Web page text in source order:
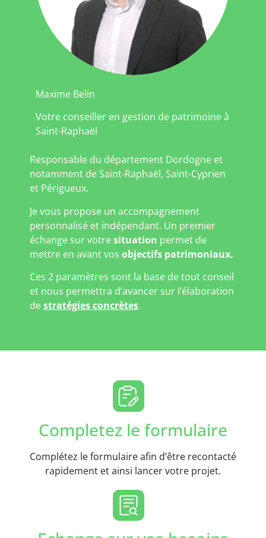
Maxime Belin
Votre conseiller en gestion de patrimoine à
Saint-Raphaël
Responsable du département Dordogne et
notamment de Saint-Raphaël, Saint-Cyprien
et Périgueux.
Je vous propose un accompagnement
personnalisé et indépendant. Un premier
échange sur votresituation permet de
mettre en avant vos objectifs patrimoniaux.
Ces 2 paramètres sont la base de tout conseil
et nous permettra d’avancer sur l’élaboration
destratégies concrètes.
Completez le formulaire
Complétez le formulaire afin d’être recontacté
rapidement et ainsi lancer votre projet.